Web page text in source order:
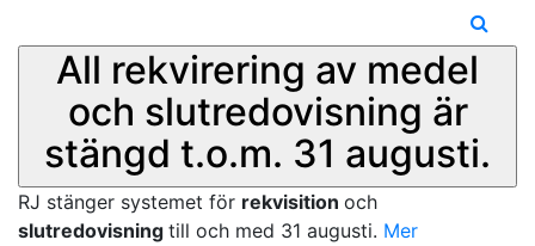
All rekvirering av medel
och slutredovisning är
stängd t.o.m. 31 augusti.
RJ stänger systemet för rekvisition och
slutredovisning till och med 31 augusti. Mer